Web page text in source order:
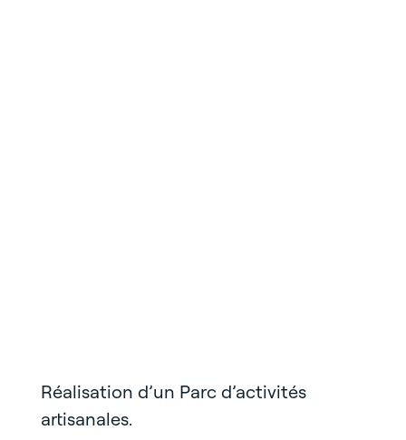
Réalisation d’un Parc d’activités
artisanales.